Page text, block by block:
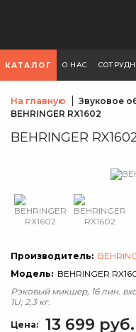
КАТАЛОГ О НАС
На главную Звуковое
BEHRINGER RX1602
BEHRINGER
Производитель:
Модель: BEHRINGER
Рэковый микшер, 16 лин.
1U; 2,3 кг.
Цена: 13 699 руб.